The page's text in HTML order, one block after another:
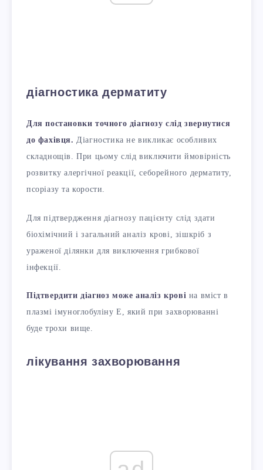
діагностика дерматиту
Для постановки точного діагнозу слід звернутися
до фахівця. Діагностика не викликає особливих
складнощів. При цьому слід виключити ймовірність
розвитку алергічної реакції, себорейного дерматиту,
псоріазу та корости.
Для підтвердження діагнозу пацієнту слід здати
біохімічний і загальний аналіз крові, зішкріб з
ураженої ділянки для виключення грибкової
інфекції.
Підтвердити діагноз може аналіз крові на вміст в
плазмі імуноглобуліну Е, який при захворюванні
буде трохи вище.
лікування захворювання